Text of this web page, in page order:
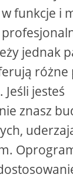
funkcje i
jednak
różne
jesteś
znasz